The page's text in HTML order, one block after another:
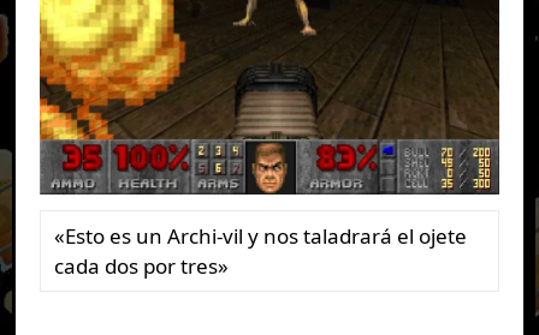
«Esto es un Archi-vil y nos taladrará el ojete
cada dos por tres»